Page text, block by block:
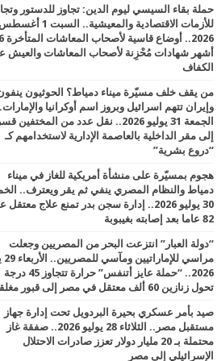
حملة بقاء السيسي ليوم الدين: تجاوز للدستور
للأزمات الاقتصادية والمعيشية.. السبت 1 أغسطس
2026.. أوضاع قاسية لأصحاب المعاشات المتأخرة 6
أشهر شهادات مُحْزِنة لأصحاب المعاشات والعيش
الكفاف
من يقف خلف مسيّرة ميناء دمياط؟ الحوثيون
وإيران تتهم اسرائيل وبروز اسم أوكرانيا
الجمعة 31 يوليو 2026.. نقل عدد من المختفين
إلى مقر الداخلية بالعاصمة الإدارية لاستخدامهم كـ
“دروع بشرية”
هجوم بمسيّرة على منشأة أمريكية للغاز في ميناء
دمياط والنظام المصري ينفي ثم يقر ويعترف..
30 يوليو 2026.. إدارة سجن بدر تمنع علاج
82 عاما بعد إصابته بغيبوبة
“دولة العبار” انتزعت البحر من المصريين وجعلت
2026.. “حملة عايز أتنفس” حرارة تتجاوز 45 درجة
تحول زنازين 60 ألف معتقل في مصر إلى قبور مغلقة
صيد بأمر عسكري بحيرة البردويل تحت إدارة جهاز
مستقبل مصر.. الثلاثاء 28 يوليو 2026.. صفقة غاز
محتملة بـ 20 مليار دولار تعزز صادرات الاحتلال
الإسرائيلي إلى مصر